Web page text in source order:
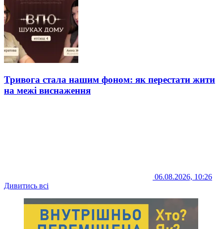
Тривога стала нашим фоном: як перестати жити
на межі виснаження
06.08.2026, 10:26
Дивитись всі